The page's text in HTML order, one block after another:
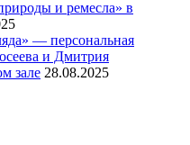
и ремесла» в
— персональная
и Дмитрия
зале 28.08.2025